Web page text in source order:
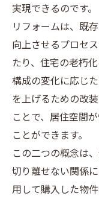
実現できるのです。
リフォームは、既
向上させるプロセ
たり、住宅の老朽
構成の変化に応じ
を上げるための改
ことで、居住空間
ことができます。
この二つの概念は
切り離せない関係
用して購入した物